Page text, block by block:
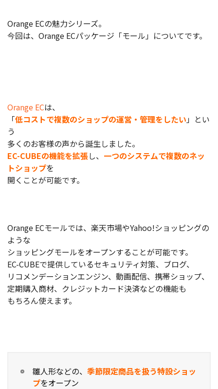
EC運用支援
継続的に結果を出し続けるECサイトへ
補助金活用支援
導入事例
お役立ち記事
Orange ECの魅力シリーズ。
今回は、Orange ECパッケージ「モール」についてです。
Orange ECは、
「低コストで複数のショップの運営・管理をしたい」とい
う
多くのお客様の声から誕生しました。
EC-CUBEの機能を拡張し、 一つのシステムで複数のネッ
トショップを
開くことが可能です。
Orange ECモールでは、楽天市場やYahoo!ショッピングの
ような
ショッピングモールをオープンすることが可能です。
EC-CUBEで提供しているセキュリティ対策、ブログ、
リコメンデーションエンジン、動画配信、携帯ショップ、
定期購入商材、クレジットカード決済などの機能も
もちろん使えます。
雛人形などの、 季節限定商品を扱う特設ショッ
プをオープン